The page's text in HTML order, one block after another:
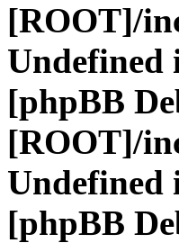
[ROOT]/
Undefined
[phpBB
[ROOT]/
Undefined
[phpBB